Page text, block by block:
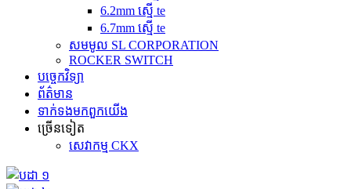
6.2mm ស្មើ te
6.7mm ស្មើ te
សមមូល SL CORPORATION
ROCKER SWITCH
បច្ចេកវិទ្យា
ព័ត៌មាន
ទាក់ទង​មក​ពួក​យើង
ច្រើនទៀត
សេវាកម្ម CKX